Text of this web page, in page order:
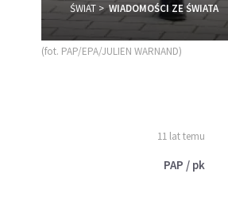
ŚWIAT WIADOMOŚCI ZE ŚWIATA
(fot. PAP/EPA/JULIEN WARNAND)
11 lat temu
PAP / pk